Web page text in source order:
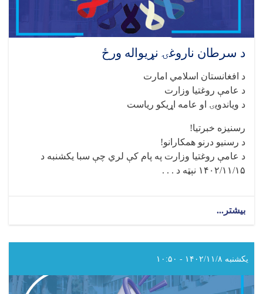
د سرطان ناروغۍ نړیواله ورځ
د افغانستان اسلامي امارت
د عامې روغتیا وزارت
د ویاندویۍ او عامه اړیکو ریاست
رسنیزه خبرتیا!
د رسنیو درنو همکارانو!
د عامې روغتیا وزارت په پام کې لري چې سبا یکشنبه د
۱۴۰۲/۱۱/۱۵ نېټه د . . .
بیشتر...
ناروغۍ
نړیواله
یکشنبه ۱۴۰۲/۱۱/۸ - ۱۰:۵۰